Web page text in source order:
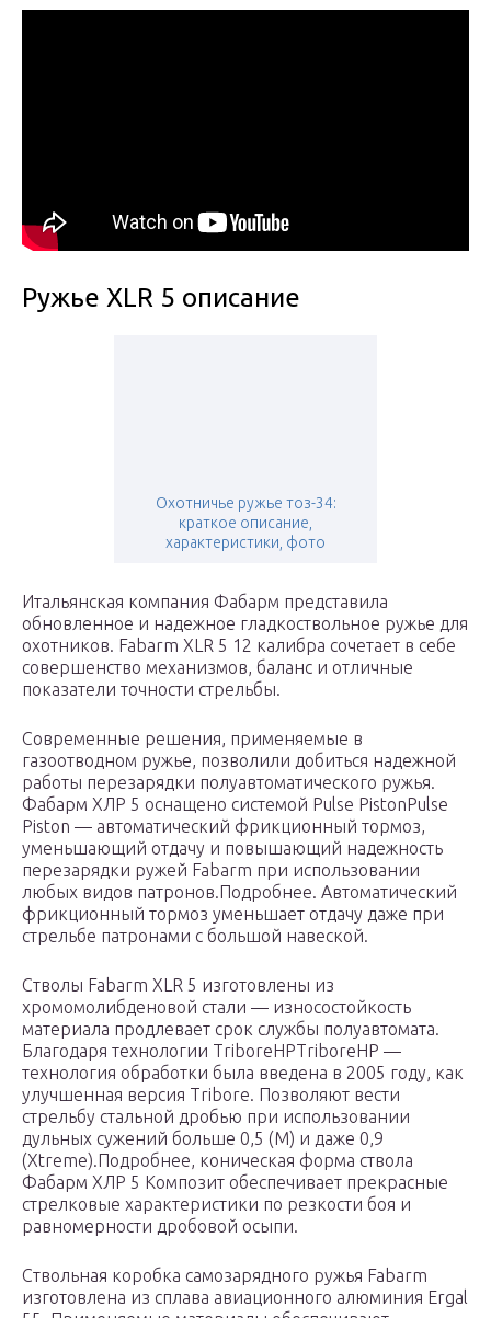
Ружье XLR 5 описание
Охотничье ружье тоз-34:
краткое описание,
характеристики, фото
Итальянская компания Фабарм представила
обновленное и надежное гладкоствольное ружье для
охотников. Fabarm XLR 5 12 калибра сочетает в себе
совершенство механизмов, баланс и отличные
показатели точности стрельбы.
Современные решения, применяемые в
газоотводном ружье, позволили добиться надежной
работы перезарядки полуавтоматического ружья.
Фабарм ХЛР 5 оснащено системой Pulse PistonPulse
Piston — автоматический фрикционный тормоз,
уменьшающий отдачу и повышающий надежность
перезарядки ружей Fabarm при использовании
любых видов патронов.Подробнее. Автоматический
фрикционный тормоз уменьшает отдачу даже при
стрельбе патронами с большой навеской.
Стволы Fabarm XLR 5 изготовлены из
хромомолибденовой стали — износостойкость
материала продлевает срок службы полуавтомата.
Благодаря технологии TriboreHPTriboreHP —
технология обработки была введена в 2005 году, как
улучшенная версия Tribore. Позволяют вести
стрельбу стальной дробью при использовании
дульных сужений больше 0,5 (М) и даже 0,9
(Xtreme).Подробнее, коническая форма ствола
Фабарм ХЛР 5 Композит обеспечивает прекрасные
стрелковые характеристики по резкости боя и
равномерности дробовой осыпи.
Ствольная коробка самозарядного ружья Fabarm
изготовлена из сплава авиационного алюминия Ergal